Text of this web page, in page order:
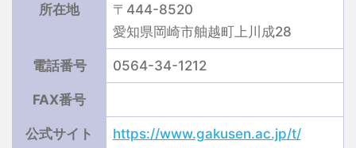
所在地
〒444-8520
愛知県岡崎市舳越町上川成28
電話番号 0564-34-1212
FAX番号
公式サイト https://www.gakusen.ac.jp/t/